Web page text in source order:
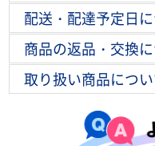
配送・配達予定日
商品の返品・交換
取り扱い商品につ